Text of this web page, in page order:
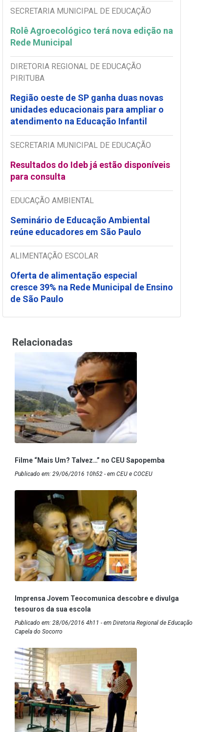
SECRETARIA MUNICIPAL DE EDUCAÇÃO
Rolê Agroecológico terá nova edição na
Rede Municipal
DIRETORIA REGIONAL DE EDUCAÇÃO
PIRITUBA
Região oeste de SP ganha duas novas
unidades educacionais para ampliar o
atendimento na Educação Infantil
SECRETARIA MUNICIPAL DE EDUCAÇÃO
Resultados do Ideb já estão disponíveis
para consulta
EDUCAÇÃO AMBIENTAL
Seminário de Educação Ambiental
reúne educadores em São Paulo
ALIMENTAÇÃO ESCOLAR
Oferta de alimentação especial
cresce 39% na Rede Municipal de Ensino
de São Paulo
Relacionadas
Filme “Mais Um? Talvez…” no CEU Sapopemba
Publicado em: 29/06/2016 10h52 - em CEU e COCEU
Imprensa Jovem Teocomunica descobre e divulga
tesouros da sua escola
Publicado em: 28/06/2016 4h11 - em Diretoria Regional de Educação
Capela do Socorro